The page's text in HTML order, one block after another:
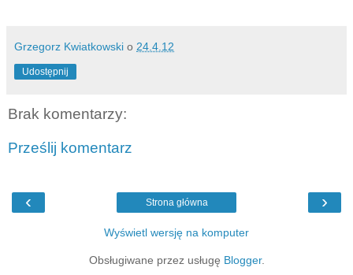
Grzegorz Kwiatkowski o 24.4.12
Udostępnij
Brak komentarzy:
Prześlij komentarz
‹ ›
Strona główna
Wyświetl wersję na komputer
Obsługiwane przez usługę Blogger.